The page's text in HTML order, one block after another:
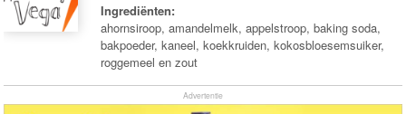
Ingrediënten:
ahornsiroop, amandelmelk, appelstroop, baking soda,
bakpoeder, kaneel, koekkruiden, kokosbloesemsuiker,
roggemeel en zout
Advertentie